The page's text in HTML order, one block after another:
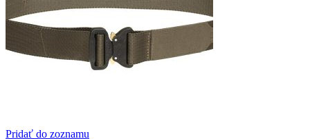
Pridať do zoznamu